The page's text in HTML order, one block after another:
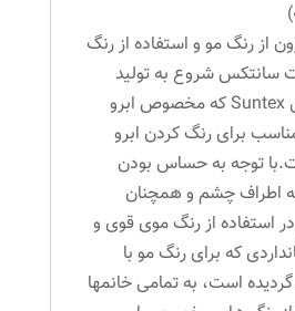
)
از رنگ مو و استفاده از رنگ
سانتکس شروع به تولید
رنگ ابرو سانتکس Suntex که مخصوص ابرو
برای رنگ کردن ابرو
توجه به حساس بودن
اطراف چشم و همچنان
استفاده از رنگ موی قوی و
که برای رنگ مو با
گردیده است، به تمامی خانمها